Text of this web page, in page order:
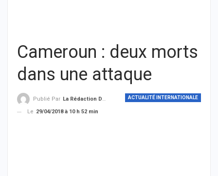
Cameroun : deux morts
dans une attaque
ACTUALITÉ INTERNATIONALE
Publié Par La Rédaction De THIEYSENEGAL.com
Le 29/04/2018 à 10 h 52 min